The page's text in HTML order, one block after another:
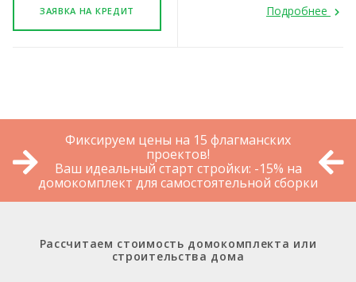
ЗАЯВКА НА КРЕДИТ Подробнее
Фиксируем цены на 15 флагманских
проектов!
Ваш идеальный старт стройки: -15% на
домокомплект для самостоятельной сборки
Рассчитаем стоимость домокомплекта или
строительства дома